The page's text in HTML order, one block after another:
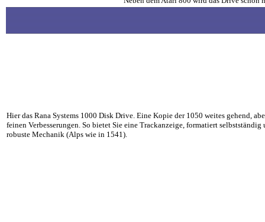
Hier das Rana Systems 1000 Disk Drive. Eine Kopie der 1050 weites gehend,
feinen Verbesserungen. So bietet Sie eine Trackanzeige, formatiert selbstständig
robuste Mechanik (Alps wie in 1541).